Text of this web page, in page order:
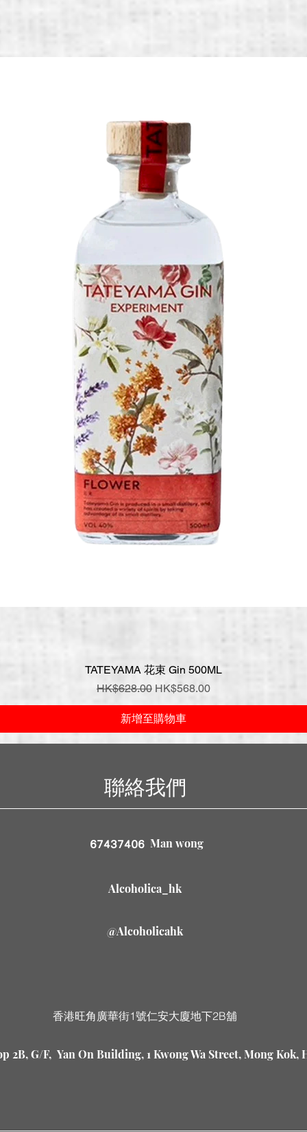
快速瀏覽
TATEYAMA 花束 Gin 500ML
一般價格
HK$628.00 促銷價格
HK$568.00
新增至購物車
聯絡我們
67437406 Man wong
Alcoholica_hk
@Alcoholicahk
香港旺角廣華街1號仁安大廈地下2B舖
2B, G/F, Yan On Building, 1 Kwong Wa Street, Mong Kok,